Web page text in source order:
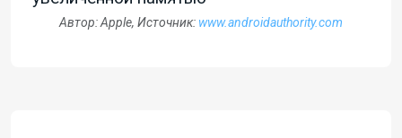
Автор: Apple, Источник: www.androidauthority.com